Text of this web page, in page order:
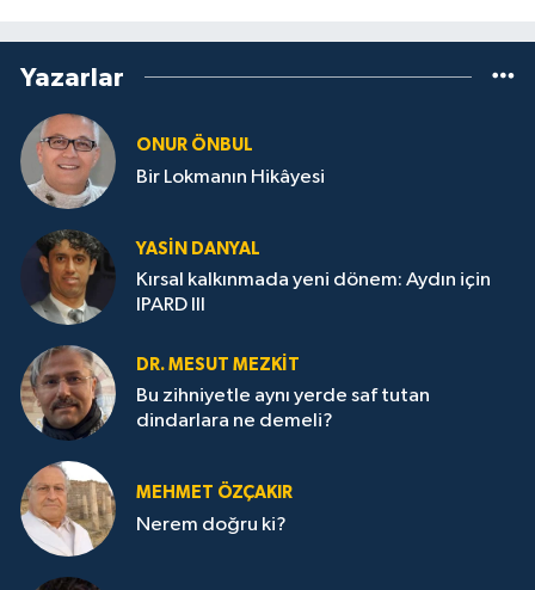
Yazarlar
ONUR ÖNBUL
Bir Lokmanın Hikâyesi
YASIN DANYAL
Kırsal kalkınmada yeni dönem: Aydın için
IPARD III
DR. MESUT MEZKIT
Bu zihniyetle aynı yerde saf tutan
dindarlara ne demeli?
MEHMET ÖZÇAKIR
Nerem doğru ki?